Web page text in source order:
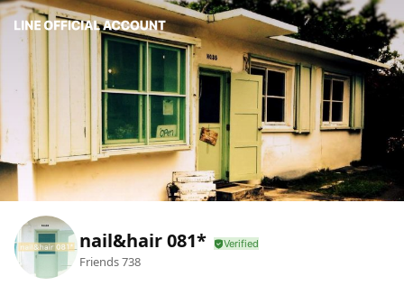
nail&hair 081*
Friends738